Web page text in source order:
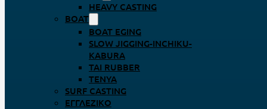
HEAVY CASTING
BOAT
BOAT EGING
SLOW JIGGING-INCHIKU-
KABURA
TAI RUBBER
TENYA
SURF CASTING
ΕΓΓΛΈΖΙΚΟ